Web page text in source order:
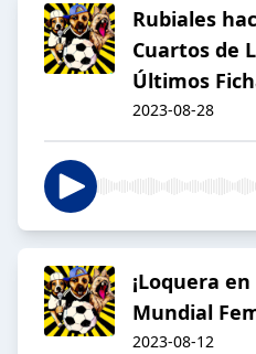
Rubiales
Cuartos de
Últimos
2023-08-28
¡Loquera
Mundial
2023-08-12